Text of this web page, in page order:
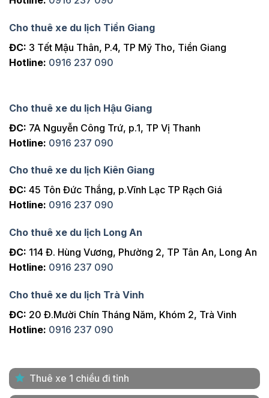
Cho thuê xe du lịch Tiền Giang
ĐC: 3 Tết Mậu Thân, P.4, TP Mỹ Tho, Tiền Giang
Hotline: 0916 237 090
Cho thuê xe du lịch Hậu Giang
ĐC: 7A Nguyễn Công Trứ, p.1, TP Vị Thanh
Hotline: 0916 237 090
Cho thuê xe du lịch Kiên Giang
ĐC: 45 Tôn Đức Thắng, p.Vĩnh Lạc TP Rạch Giá
Hotline: 0916 237 090
Cho thuê xe du lịch Long An
ĐC: 114 Đ. Hùng Vương, Phường 2, TP Tân An, Long An
Hotline: 0916 237 090
Cho thuê xe du lịch Trà Vinh
ĐC: 20 Đ.Mười Chín Tháng Năm, Khóm 2, Trà Vinh
Hotline: 0916 237 090
Thuê xe 1 chiều đi tỉnh